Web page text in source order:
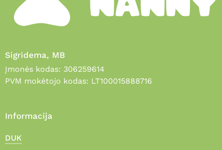
Sigridema, MB
Įmonės kodas: 306259614
PVM mokėtojo kodas: LT100015888716
Informacija
DUK